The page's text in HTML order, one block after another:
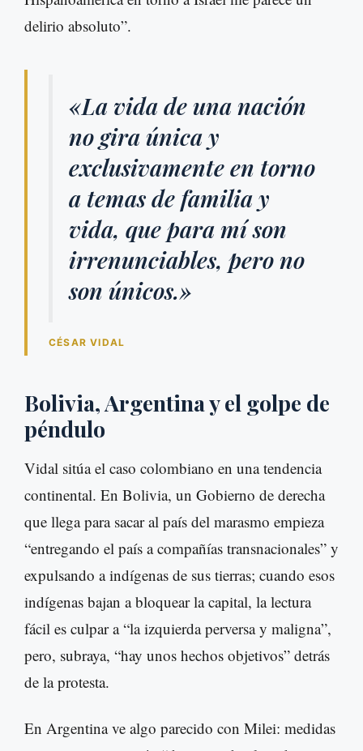
delirio absoluto”.
«La vida de una nación
no gira única y
exclusivamente en torno
a temas de familia y
vida, que para mí son
irrenunciables, pero no
son únicos.»
CÉSAR VIDAL
Bolivia, Argentina y el golpe de
péndulo
Vidal sitúa el caso colombiano en una tendencia
continental. En Bolivia, un Gobierno de derecha
que llega para sacar al país del marasmo empieza
“entregando el país a compañías transnacionales” y
expulsando a indígenas de sus tierras; cuando esos
indígenas bajan a bloquear la capital, la lectura
fácil es culpar a “la izquierda perversa y maligna”,
pero, subraya, “hay unos hechos objetivos” detrás
de la protesta.
En Argentina ve algo parecido con Milei: medidas